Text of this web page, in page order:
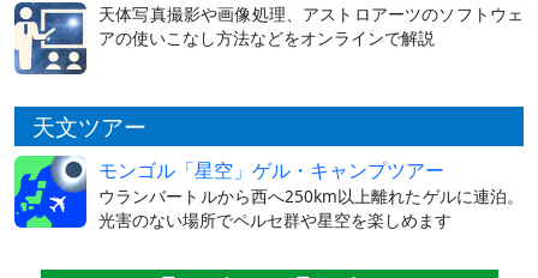
天体写真撮影や画像処理、アストロアーツのソフトウェ
アの使いこなし方法などをオンラインで解説
天文ツアー
モンゴル「星空」ゲル・キャンプツアー
ウランバートルから西へ250km以上離れたゲルに連泊。
光害のない場所でペルセ群や星空を楽しめます